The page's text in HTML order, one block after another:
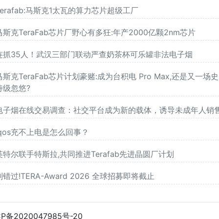
马斯克1太瓦的算力芯片超级工厂
斯克TeraFab芯片厂野心有多狂:年产2000亿颗2nm芯片
抓35人！武汉三部门联动严查奶茶杯可乐罐非法电子烟
斯克TeraFab芯片计划豪赌:成为台积电 Pro Max,还是又一场史
级忽悠?
子烟在线交易调查：社交平台成为新的载体，诱导未成年人销
充不上电是怎么回事？
特尔联手特斯拉,共同推进Terafab先进晶圆厂计划
错过!TERA-Award 2026 全球招募即将截止
备2020047985号-20